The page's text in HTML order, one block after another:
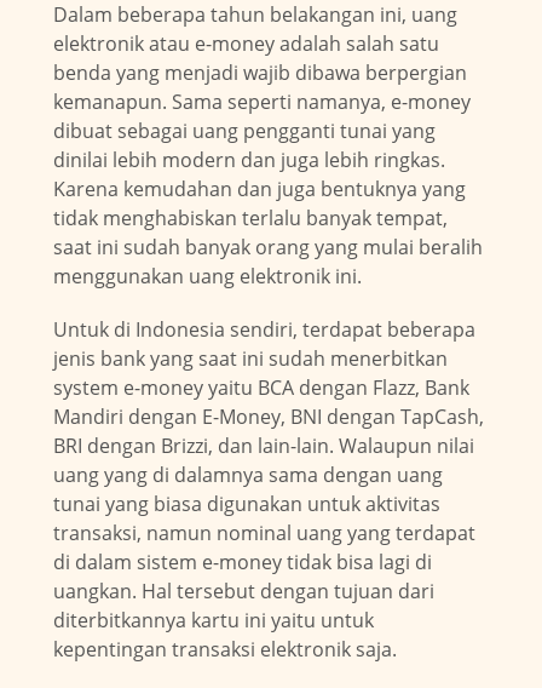
Dalam beberapa tahun belakangan ini, uang
elektronik atau e-money adalah salah satu
benda yang menjadi wajib dibawa berpergian
kemanapun. Sama seperti namanya, e-money
dibuat sebagai uang pengganti tunai yang
dinilai lebih modern dan juga lebih ringkas.
Karena kemudahan dan juga bentuknya yang
tidak menghabiskan terlalu banyak tempat,
saat ini sudah banyak orang yang mulai beralih
menggunakan uang elektronik ini.
Untuk di Indonesia sendiri, terdapat beberapa
jenis bank yang saat ini sudah menerbitkan
system e-money yaitu BCA dengan Flazz, Bank
Mandiri dengan E-Money, BNI dengan TapCash,
BRI dengan Brizzi, dan lain-lain. Walaupun nilai
uang yang di dalamnya sama dengan uang
tunai yang biasa digunakan untuk aktivitas
transaksi, namun nominal uang yang terdapat
di dalam sistem e-money tidak bisa lagi di
uangkan. Hal tersebut dengan tujuan dari
diterbitkannya kartu ini yaitu untuk
kepentingan transaksi elektronik saja.